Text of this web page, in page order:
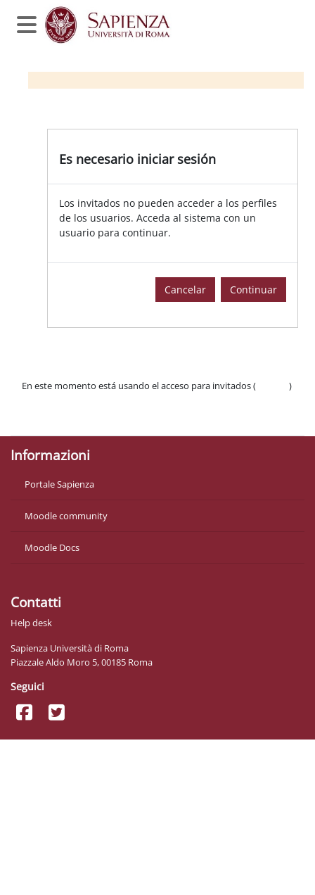
Salta al contenido principal
Panel lateral
Es necesario iniciar sesión
Los invitados no pueden acceder a los perfiles
de los usuarios. Acceda al sistema con un
usuario para continuar.
Cancelar Continuar
En este momento está usando el acceso para invitados (
)
Informazioni
Portale Sapienza
Moodle community
Moodle Docs
Contatti
Help desk
Sapienza Università di Roma
Piazzale Aldo Moro 5, 00185 Roma
Seguici